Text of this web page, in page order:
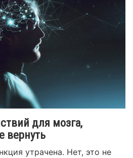
для мозга,
вернуть
утрачена. Нет, это не